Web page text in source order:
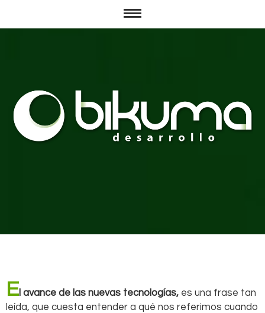
E l avance de las nuevas tecnologías, es una frase tan
leída, que cuesta entender a qué nos referimos cuando